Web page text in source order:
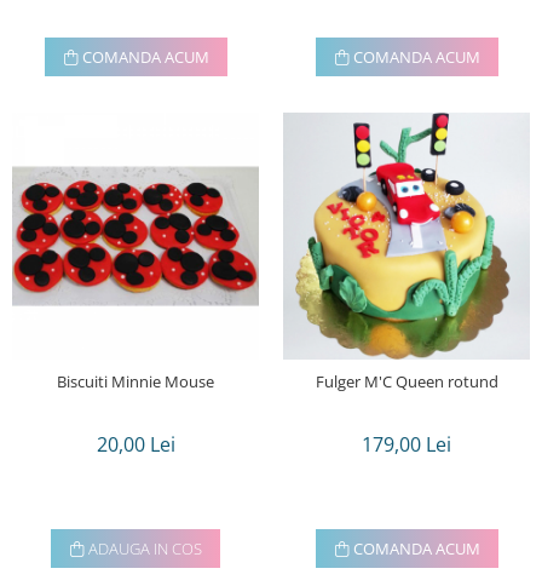
COMANDA ACUM COMANDA ACUM
Biscuiti Minnie Mouse
20,00 Lei
ADAUGA IN COS
Fulger M'C Queen rotund
179,00 Lei
COMANDA ACUM